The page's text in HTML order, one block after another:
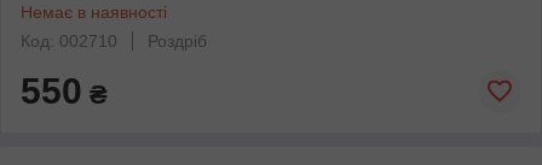
Немає в наявності
Код: 002710
Роздріб
550 ₴